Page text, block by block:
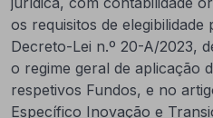
os requisitos de
Decreto-Lei n.º 20-A/2023,
o regime geral de aplicação
respetivos Fundos, e no
Específico Inovação e